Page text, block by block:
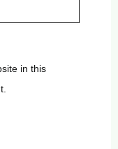
in this